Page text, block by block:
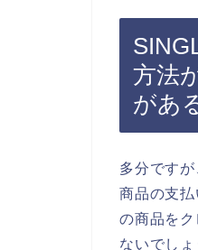
方法
があ
多分です
商品の支
の商品を
ないでしょ